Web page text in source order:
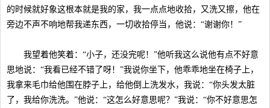
的时候就好象这根本就是我的家，我一点点地收拾，又洗又擦，他在
旁边不声不响地帮我递东西，一切收拾停当，他说：“谢谢你！”
我望着他笑着：“小子，还没完呢！”他听我这么说他有点不好意
思地说：“我看已经不错了呀！”我说你坐下，他乖乖地坐在椅子上，
我拿来毛巾给他围在脖子上，给他倒上洗发水，我说：“你头发太脏
了，我给你洗洗。”他说：“这怎么好意思呢？”我说：“你不好意思怎